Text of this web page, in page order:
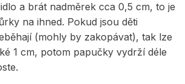
a brát nadměrek cca 0,5 cm, to je
na ihned. Pokud jsou děti
(mohly by zakopávat), tak lze
1 cm, potom papučky vydrží déle